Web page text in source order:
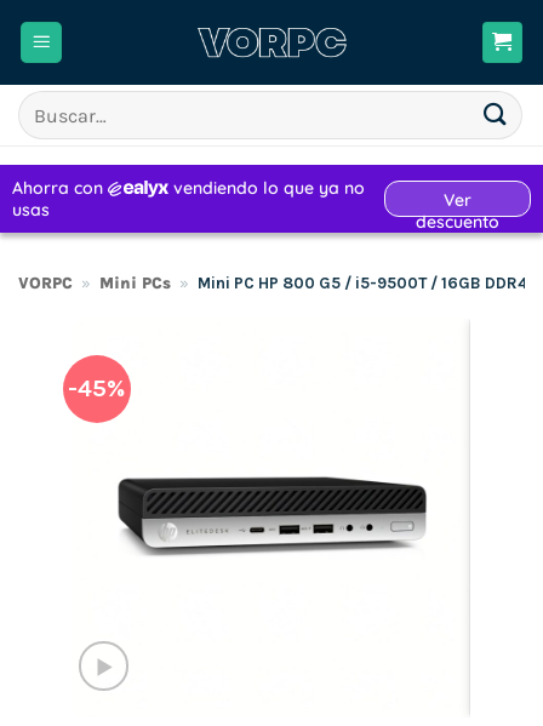
Buscar
por:
VORPC » Mini PCs » Mini PC HP 800 G5 / i5-9500T / 16GB DDR4
-45%